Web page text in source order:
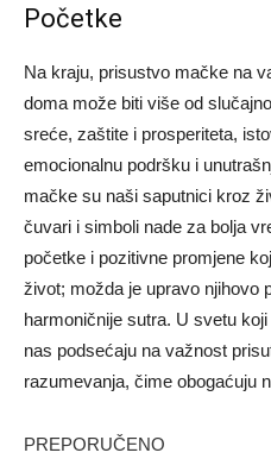
Početke
Na kraju, prisustvo mačke na
doma može biti više od
sreće, zaštite i prosperiteta,
emocionalnu podršku i
mačke su naši saputnici kroz
čuvari i simboli nade za bolja
početke i pozitivne promjene
život; možda je upravo njihovo
harmoničnije sutra. U svetu
nas podsećaju na važnost
razumevanja, čime obogaćuju